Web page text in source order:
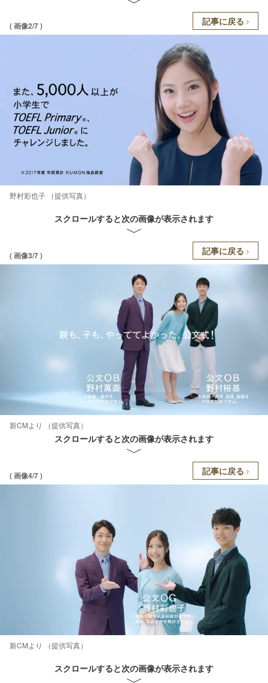
( 画像2/7 ) 記事に戻る
野村彩也子 （提供写真）
スクロールすると次の画像が表示されます
( 画像3/7 ) 記事に戻る
新CMより （提供写真）
スクロールすると次の画像が表示されます
( 画像4/7 ) 記事に戻る
新CMより （提供写真）
スクロールすると次の画像が表示されます